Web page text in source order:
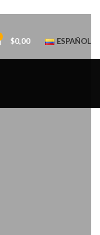
$0,00 ESPAÑOL